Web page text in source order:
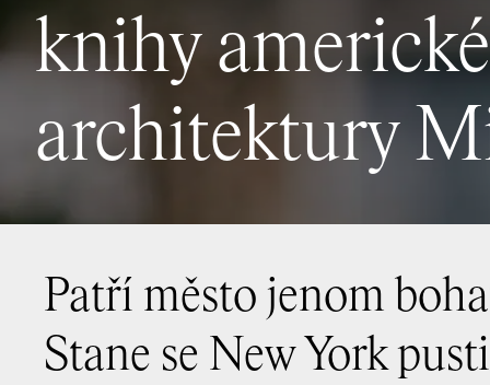
knihy
architektury
Patří město jenom
Stane se New York